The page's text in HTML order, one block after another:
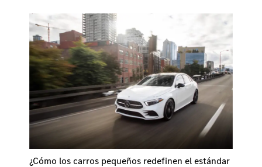
¿Cómo los carros pequeños redefinen el estándar